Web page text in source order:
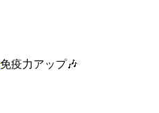
免疫力アップ🎶